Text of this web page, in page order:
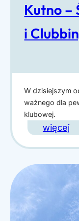
w
a
c
a
l
a
e
c
h
Kutno –
i
W dzisiejszym
ważnego dla
klubowej.
więcej:
n
o
–